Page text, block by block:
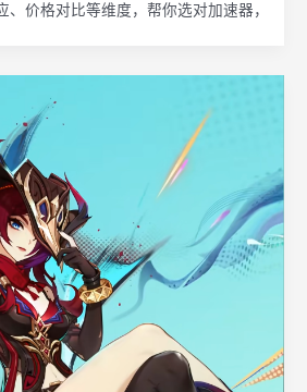
价格对比等维度，帮你选对加速器，